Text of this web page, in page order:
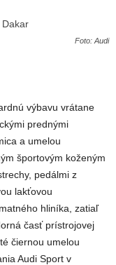
Foto: Audi
výbavu vrátane
prednými
a umelou
športovým koženým
pedálmi z
lakťovou
hliníka, zatiaľ
časť prístrojovej
čiernou umelou
Audi Sport v